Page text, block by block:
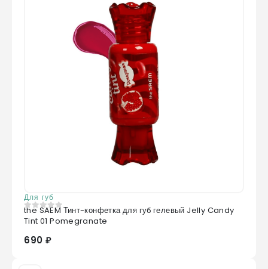
Hyaluronate,Hexylene Glycol,Gossypium
Herbaceum (Cotton) Seed Extract
Для губ
0 из 5
the SAEM Тинт-конфетка для губ гелевый Jelly Candy
Tint 01 Pomegranate
690 ₽